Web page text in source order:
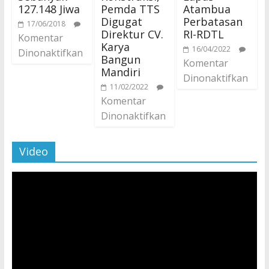
127.148 Jiwa
17/06/2018
Komentar
Dinonaktifkan
Pemda TTS
Digugat
Direktur CV.
Karya
Bangun
Mandiri
11/02/2022
Komentar
Dinonaktifkan
Atambua
Perbatasan
RI-RDTL
16/04/2022
Komentar
Dinonaktifkan
Video